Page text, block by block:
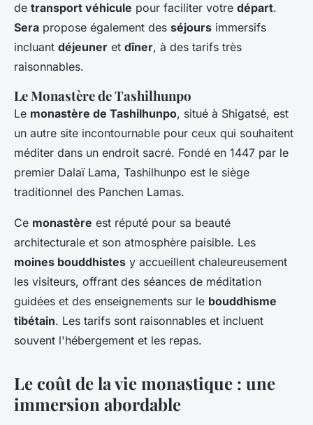
de transport véhicule pour faciliter votre départ.
Sera propose également des séjours immersifs
incluant déjeuner et dîner, à des tarifs très
raisonnables.
Le Monastère de Tashilhunpo
Le monastère de Tashilhunpo, situé à Shigatsé, est
un autre site incontournable pour ceux qui souhaitent
méditer dans un endroit sacré. Fondé en 1447 par le
premier Dalaï Lama, Tashilhunpo est le siège
traditionnel des Panchen Lamas.
Ce monastère est réputé pour sa beauté
architecturale et son atmosphère paisible. Les
moines bouddhistes y accueillent chaleureusement
les visiteurs, offrant des séances de méditation
guidées et des enseignements sur le bouddhisme
tibétain. Les tarifs sont raisonnables et incluent
souvent l'hébergement et les repas.
Le coût de la vie monastique : une
immersion abordable